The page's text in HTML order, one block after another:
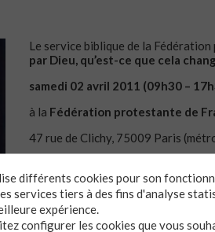
Le service biblique de la
par Dieu, qu’est-ce que cela
samedi 02 avril 2011 (09h30 –
à la Fédération protestante de
47 rue de Clichy, 75009 Paris
Voilà bien longtemps, l’apôtre
ceux qui vivaient leur foi en Eglise.
A la lumière de textes extraits de
interrogerons à notre tour.
différents cookies pour son
services tiers à des fins d'analyse
expérience.
configurer les cookies que vous